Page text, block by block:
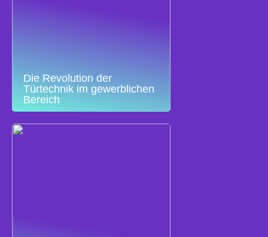
Die Revolution der
Türtechnik im gewerblichen
Bereich